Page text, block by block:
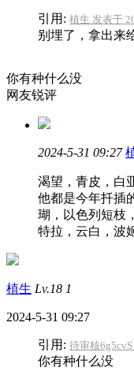
引用: 植生 发表于
别埋了，拿出来
你有种什么没
网友锐评
2024-5-31 09:27
渴望，青皮，白
他都是今年扦插
瑚，以色列短枝
特拉，云白，波
植生 Lv.18 1
2024-5-31 09:27
引用: 待审核
你有种什么没